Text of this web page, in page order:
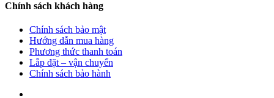
Chính sách khách hàng
Chính sách bảo mật
Hướng dẫn mua hàng
Phương thức thanh toán
Lắp đặt – vận chuyển
Chính sách bảo hành